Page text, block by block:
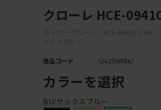
クローレ HCE-
ロッカー クローレ HCE-0941CS-
ックスブルー］
商品コード （24206934）
カラーを選択
BU/サックスブルー